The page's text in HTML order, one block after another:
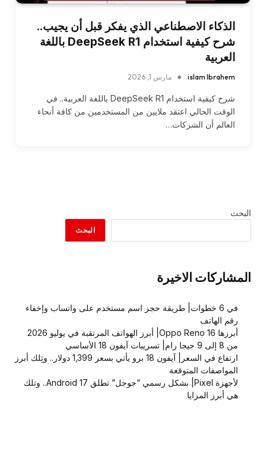
الذكاء الاصطناعي الذي يفكر قبل أن يجيب..
شرح كيفية استخدام DeepSeek R1 باللغة
العربية
islam Ibrahem مارس 1, 2026
شرح كيفية استخدام DeepSeek R1 باللغة العربية.. في
الوقت الحالي اعتقد ملايين من المستخدمين من كافة أنحاء
العالم أن الشركات…
البحث
البحث
المشاركات الاخيرة
في 6 خطوات| طريقة حجز اسم مستخدم على واتساب وإخفاء
رقم الهاتف
أبرزها Oppo Reno 16| أبرز الهواتف المرتقبة في يوليو 2026
من 8 إلى 9 جيجا رام| تسريبات آيفون 18 الأساسي
ارتفاع في السعر| آيفون 18 برو يأتي بسعر 1,399 دولار.. وتِلك أبرز
المواصفات المتوقعة
لأجهزة Pixel| بشكل رسمي “جوجل” تطلق Android 17.. وتلك
هي أبرز المزايا